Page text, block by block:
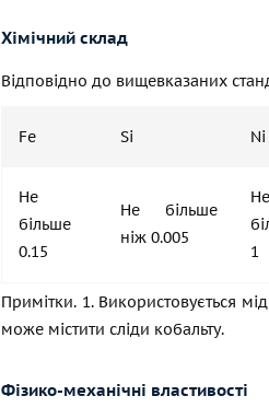
Хімічний склад
Відповідно до вищевказаних
Fe Si Ni
Не
більше
0.15
Не більше
ніж 0.005
Не
1
Примітки. 1. Використовується
може містити сліди кобальту.
Фізико-механічні властивості